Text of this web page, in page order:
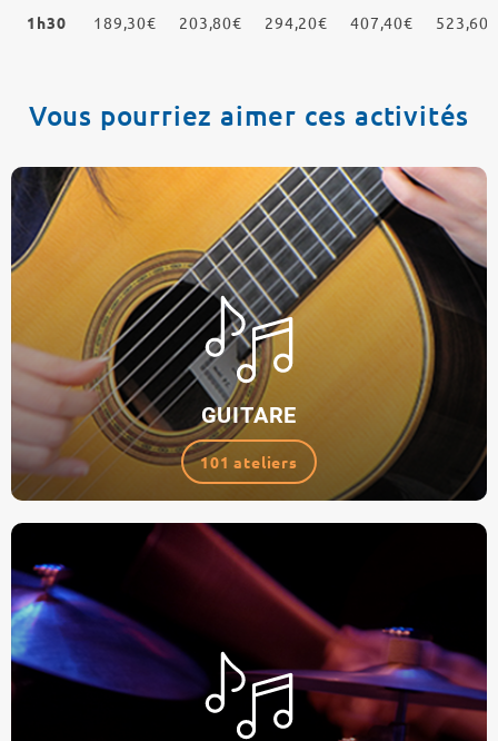
1h30 189,30€ 203,80€ 294,20€ 407,40€ 523,60€
Vous pourriez aimer ces activités
GUITARE
101 ateliers